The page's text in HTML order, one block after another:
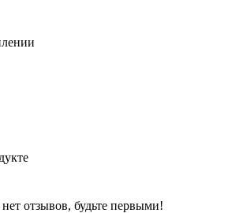
отзывов, будьте первыми!